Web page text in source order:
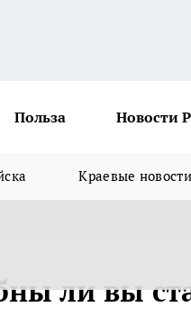
Польза Новости
Краевые новости
ли вы